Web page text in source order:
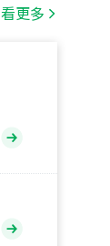
看更多